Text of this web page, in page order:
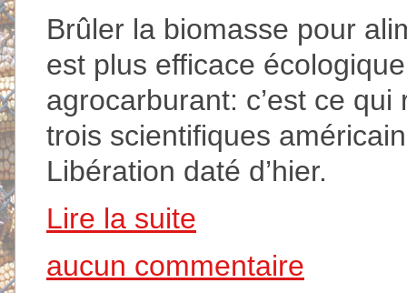
Brûler la biomasse pour
est plus efficace
agrocarburant: c’est ce
trois scientifiques
Libération daté d’hier.
Lire la suite
aucun commentaire